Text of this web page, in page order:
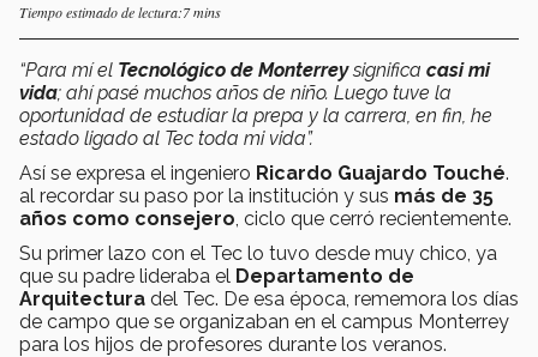
Tiempo estimado de lectura:7 mins
“Para mí el Tecnológico de Monterreysignifica casi mi
vida; ahí pasé muchos años de niño. Luego tuve la
oportunidad de estudiar la prepa y la carrera, en fin, he
estado ligado al Tec toda mi vida”.
Así se expresa el ingeniero Ricardo Guajardo Touché.
al recordar su paso por la institución y sus más de 35
años como consejero , ciclo que cerró recientemente.
Su primer lazo con el Tec lo tuvo desde muy chico, ya
que su padre lideraba el Departamento de
Arquitectura del Tec. De esa época, rememora los días
de campo que se organizaban en el campus Monterrey
para los hijos de profesores durante los veranos.